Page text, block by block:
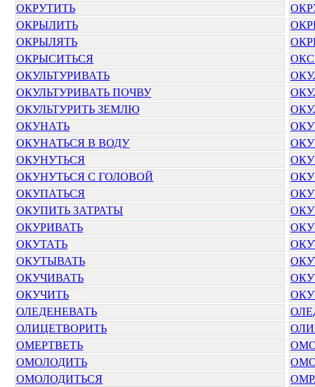
ОКРУТИТЬ
ОКРЫЛИТЬ
ОКРЫЛЯТЬ
ОКРЫСИТЬСЯ
ОКУЛЬТУРИВАТЬ
ОКУЛЬТУРИВАТЬ ПОЧВУ
ОКУЛЬТУРИТЬ ЗЕМЛЮ
ОКУНАТЬ
ОКУНАТЬСЯ В ВОДУ
ОКУНУТЬСЯ
ОКУНУТЬСЯ С ГОЛОВОЙ
ОКУПАТЬСЯ
ОКУПИТЬ ЗАТРАТЫ
ОКУРИВАТЬ
ОКУТАТЬ
ОКУТЫВАТЬ
ОКУЧИВАТЬ
ОКУЧИТЬ
ОЛЕДЕНЕВАТЬ
ОЛИЦЕТВОРИТЬ
ОМЕРТВЕТЬ
ОМОЛОДИТЬ
ОМОЛОДИТЬСЯ